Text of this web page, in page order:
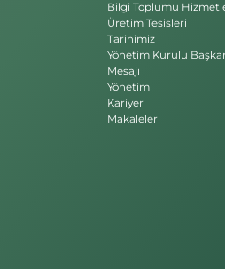
Bilgi Toplumu
Üretim Tesisleri
Tarihimiz
Yönetim Kurulu
Mesajı
Yönetim
Kariyer
Makaleler